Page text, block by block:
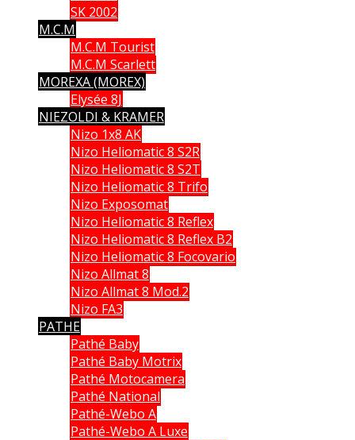
SK 2002
M.C.M
M.C.M Tourist
M.C.M Scarlett
MOREXA (MOREX)
Elysée 8J
NIEZOLDI & KRAMER
Nizo 1x8 AK
Nizo Heliomatic 8 S2R
Nizo Heliomatic 8 S2T
Nizo Heliomatic 8 Trifo
Nizo Exposomat
Nizo Heliomatic 8 Reflex
Nizo Heliomatic 8 Reflex B2
Nizo Heliomatic 8 Focovario
Nizo Allmat 8
Nizo Allmat 8 Mod.2
Nizo FA3
PATHE
Pathé Baby
Pathé Baby Motrix
Pathé Motocamera
Pathé National
Pathé-Webo A
Pathé-Webo A Luxe